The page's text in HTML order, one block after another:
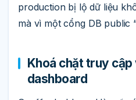
production bị lộ dữ liệu
mà vì một cổng DB public
Khoá chặt truy
dashboard